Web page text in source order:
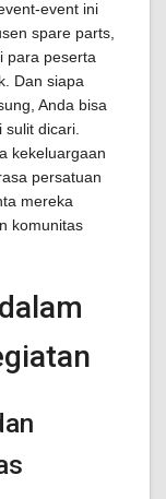
event ini
spare parts,
para peserta
Dan siapa
Anda bisa
dicari.
kekeluargaan
persatuan
mereka
komunitas